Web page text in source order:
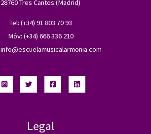
28760 Tres Cantos (Madrid)
Tel: (+34) 91 803 70 93
Móv: (+34) 666 336 210
info@escuelamusicalarmonia.com
Legal